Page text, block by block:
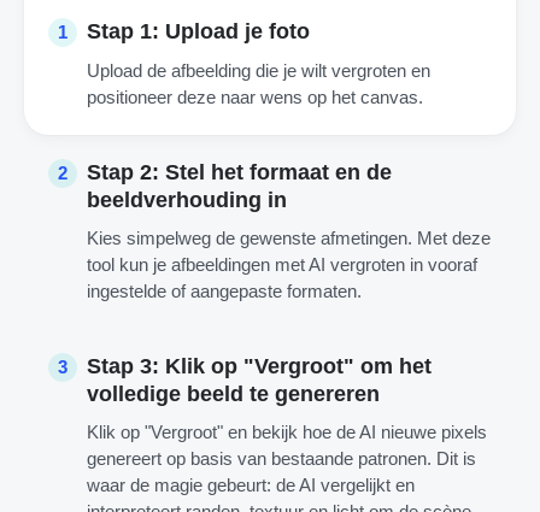
1 Stap 1: Upload je foto
Upload de afbeelding die je wilt vergroten en
positioneer deze naar wens op het canvas.
2
Stap 2: Stel het formaat en de
beeldverhouding in
Kies simpelweg de gewenste afmetingen. Met deze
tool kun je afbeeldingen met AI vergroten in vooraf
ingestelde of aangepaste formaten.
3
Stap 3: Klik op "Vergroot" om het
volledige beeld te genereren
Klik op "Vergroot" en bekijk hoe de AI nieuwe pixels
genereert op basis van bestaande patronen. Dit is
waar de magie gebeurt: de AI vergelijkt en